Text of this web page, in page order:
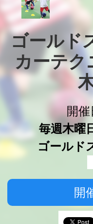
ゴールド
カーテ
開
毎週木曜
ゴールド
開